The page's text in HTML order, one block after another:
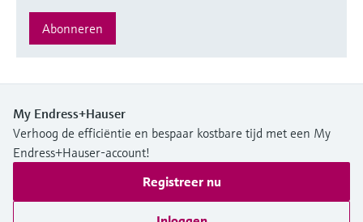
Abonneren
My Endress+Hauser
Verhoog de efficiëntie en bespaar kostbare tijd met een My
Endress+Hauser-account!
Registreer nu